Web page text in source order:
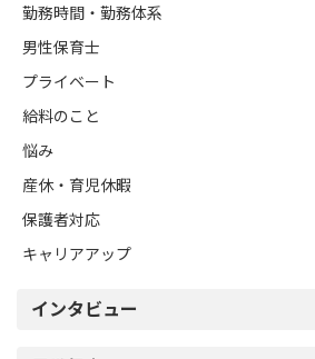
勤務時間・勤務体系
男性保育士
プライベート
給料のこと
悩み
産休・育児休暇
保護者対応
キャリアアップ
インタビュー